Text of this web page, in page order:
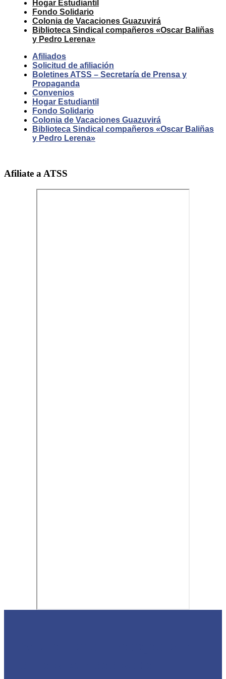
Hogar Estudiantil
Fondo Solidario
Colonia de Vacaciones Guazuvirá
Biblioteca Sindical compañeros «Oscar Baliñas
y Pedro Lerena»
Afiliados
Solicitud de afiliación
Boletines ATSS – Secretaría de Prensa y
Propaganda
Convenios
Hogar Estudiantil
Fondo Solidario
Colonia de Vacaciones Guazuvirá
Biblioteca Sindical compañeros «Oscar Baliñas
y Pedro Lerena»
Afiliate a ATSS